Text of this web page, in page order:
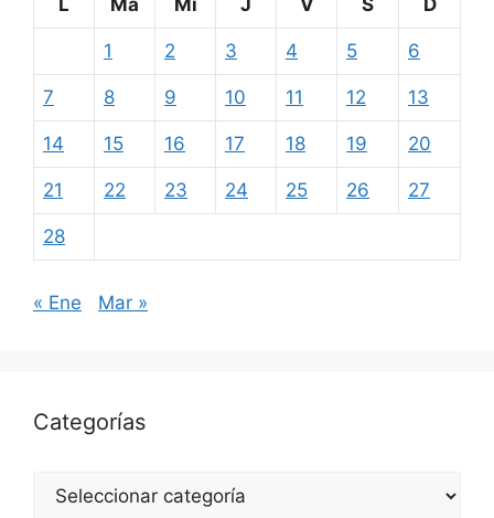
L
Ma Mi J V S D
1 2 3 4 5 6
7 8 9 10 11 12 13
14 15 16 17 18 19 20
21 22 23 24 25 26 27
28
« Ene Mar »
Categorías
Categorías